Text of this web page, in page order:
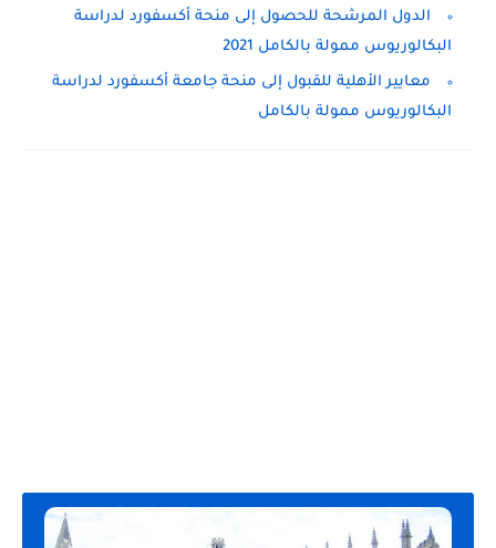
الدول المرشحة للحصول إلى منحة أكسفورد لدراسة
البكالوريوس ممولة بالكامل 2021
معايير الأهلية للقبول إلى منحة جامعة أكسفورد لدراسة
البكالوريوس ممولة بالكامل